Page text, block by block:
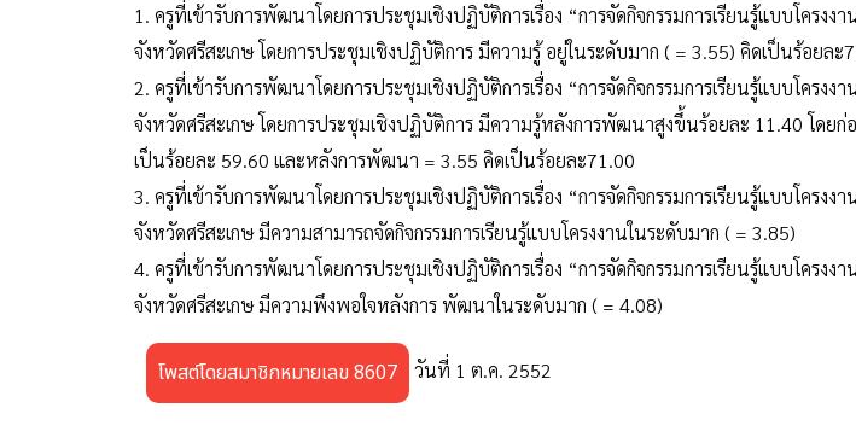
1. ครูที่เข้ารับการพัฒนาโดยการประชุมเชิงปฏิบัติการเรื่อง “การจัดกิจกรรมการเรียนรู้แบบโครงง
จังหวัดศรีสะเกษ โดยการประชุมเชิงปฏิบัติการ มีความรู้ อยู่ในระดับมาก ( = 3.55) คิดเป็นร้อยละ
2. ครูที่เข้ารับการพัฒนาโดยการประชุมเชิงปฏิบัติการเรื่อง “การจัดกิจกรรมการเรียนรู้แบบโครงง
จังหวัดศรีสะเกษ โดยการประชุมเชิงปฏิบัติการ มีความรู้หลังการพัฒนาสูงขึ้นร้อยละ 11.40 โดย
เป็นร้อยละ 59.60 และหลังการพัฒนา = 3.55 คิดเป็นร้อยละ71.00
3. ครูที่เข้ารับการพัฒนาโดยการประชุมเชิงปฏิบัติการเรื่อง “การจัดกิจกรรมการเรียนรู้แบบโครงง
จังหวัดศรีสะเกษ มีความสามารถจัดกิจกรรมการเรียนรู้แบบโครงงานในระดับมาก ( = 3.85)
4. ครูที่เข้ารับการพัฒนาโดยการประชุมเชิงปฏิบัติการเรื่อง “การจัดกิจกรรมการเรียนรู้แบบโครงง
จังหวัดศรีสะเกษ มีความพึงพอใจหลังการ พัฒนาในระดับมาก ( = 4.08)
โพสต์โดยสมาชิกหมายเลข 8607 วันที่ 1 ต.ค. 2552